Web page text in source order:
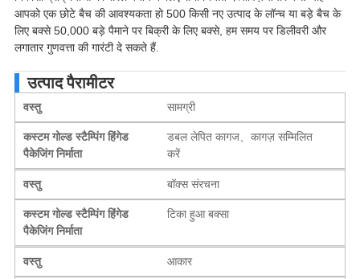
आपको एक छोटे बैच की आवश्यकता हो 500 किसी नए उत्पाद के लॉन्च या बड़े बैच के
लिए बक्से 50,000 बड़े पैमाने पर बिक्री के लिए बक्से, हम समय पर डिलीवरी और
लगातार गुणवत्ता की गारंटी दे सकते हैं.
उत्पाद पैरामीटर
वस्तु सामग्री
कस्टम गोल्ड स्टैम्पिंग हिंगेड
पैकेजिंग निर्माता
डबल लेपित कागज、कागज़ सम्मिलित
करें
वस्तु बॉक्स संरचना
कस्टम गोल्ड स्टैम्पिंग हिंगेड
पैकेजिंग निर्माता
टिका हुआ बक्सा
वस्तु आकार